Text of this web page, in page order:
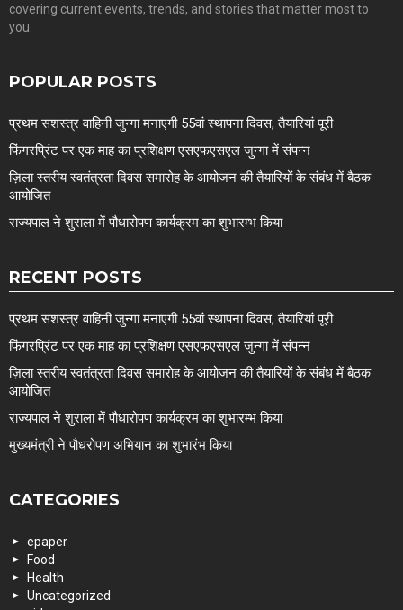
covering current events, trends, and stories that matter most to
you.
POPULAR POSTS
प्रथम सशस्त्र वाहिनी जुन्गा मनाएगी 55वां स्थापना दिवस, तैयारियां पूरी
फिंगरप्रिंट पर एक माह का प्रशिक्षण एसएफएसएल जुन्गा में संपन्न
ज़िला स्तरीय स्वतंत्रता दिवस समारोह के आयोजन की तैयारियों के संबंध में बैठक
आयोजित
राज्यपाल ने शुराला में पौधारोपण कार्यक्रम का शुभारम्भ किया
RECENT POSTS
प्रथम सशस्त्र वाहिनी जुन्गा मनाएगी 55वां स्थापना दिवस, तैयारियां पूरी
फिंगरप्रिंट पर एक माह का प्रशिक्षण एसएफएसएल जुन्गा में संपन्न
ज़िला स्तरीय स्वतंत्रता दिवस समारोह के आयोजन की तैयारियों के संबंध में बैठक
आयोजित
राज्यपाल ने शुराला में पौधारोपण कार्यक्रम का शुभारम्भ किया
मुख्यमंत्री ने पौधरोपण अभियान का शुभारंभ किया
CATEGORIES
epaper
Food
Health
Uncategorized